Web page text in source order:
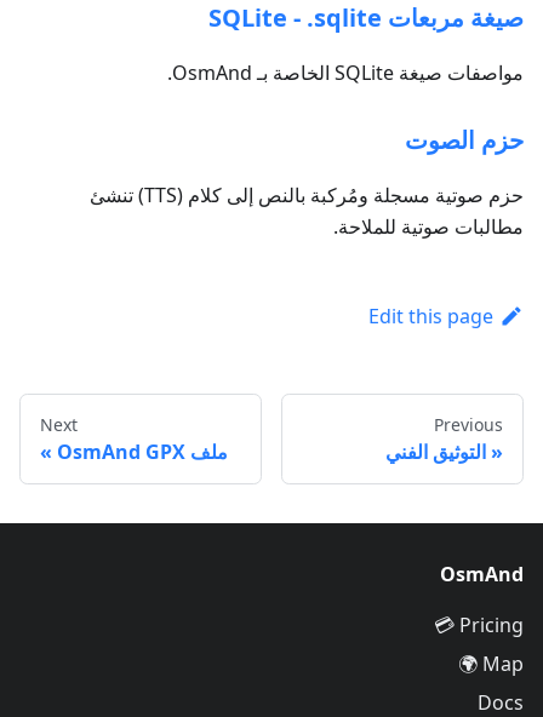
صيغة مربعات SQLite - .sqlite
مواصفات صيغة SQLite الخاصة بـ OsmAnd.
حزم الصوت
حزم صوتية مسجلة ومُركبة بالنص إلى كلام (TTS) تنشئ
مطالبات صوتية للملاحة.
Edit this page
Previous
التوثيق الفني
Next
ملف OsmAnd GPX
OsmAnd
Pricing 💳
Map 🌍
Docs